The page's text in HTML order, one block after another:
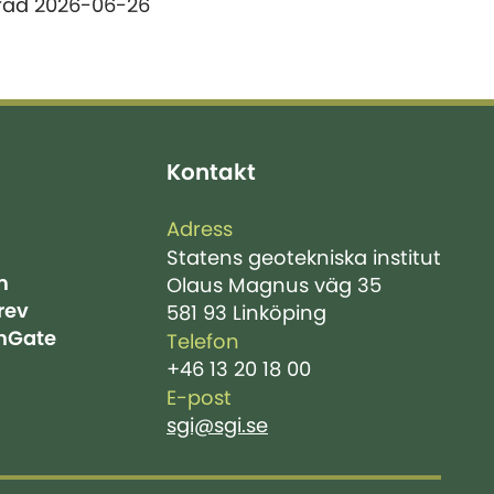
2026-06-26
Kontakt
Adress
Statens geotekniska institut
Olaus Magnus väg 35
581 93 Linköping
Telefon
+46 13 20 18 00
E-post
sgi@sgi.se